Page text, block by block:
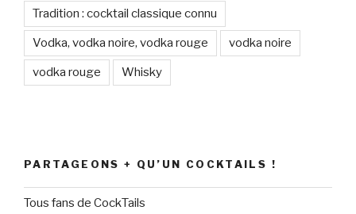
Tradition : cocktail classique connu
Vodka, vodka noire, vodka rouge vodka noire
vodka rouge Whisky
PARTAGEONS + QU’UN COCKTAILS !
Tous fans de CockTails